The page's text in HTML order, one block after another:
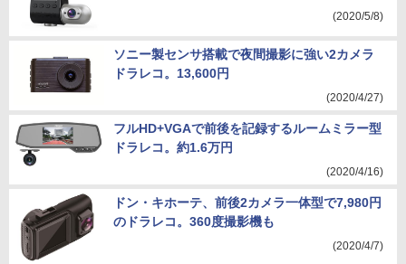
(2020/5/8)
ソニー製センサ搭載で夜間撮影に強い2カメラ
ドラレコ。13,600円
(2020/4/27)
フルHD+VGAで前後を記録するルームミラー型
ドラレコ。約1.6万円
(2020/4/16)
ドン・キホーテ、前後2カメラ一体型で7,980円
のドラレコ。360度撮影機も
(2020/4/7)